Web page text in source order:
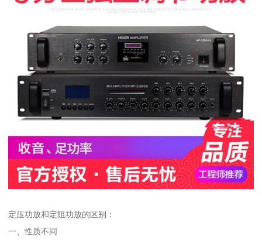
定压功放和定阻功放的区别：
一、性质不同